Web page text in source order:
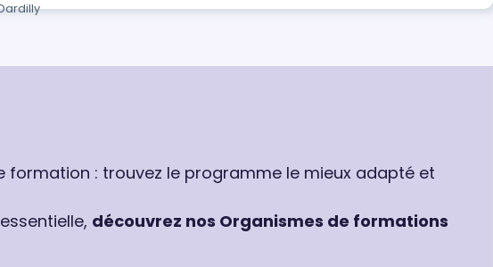
: trouvez le programme le mieux adapté et
découvrez nos Organismes de formations